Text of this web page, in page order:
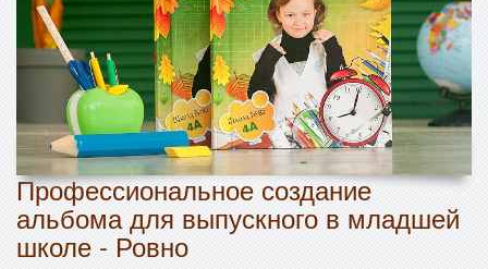
Профессиональное создание
альбома для выпускного в младшей
школе - Ровно